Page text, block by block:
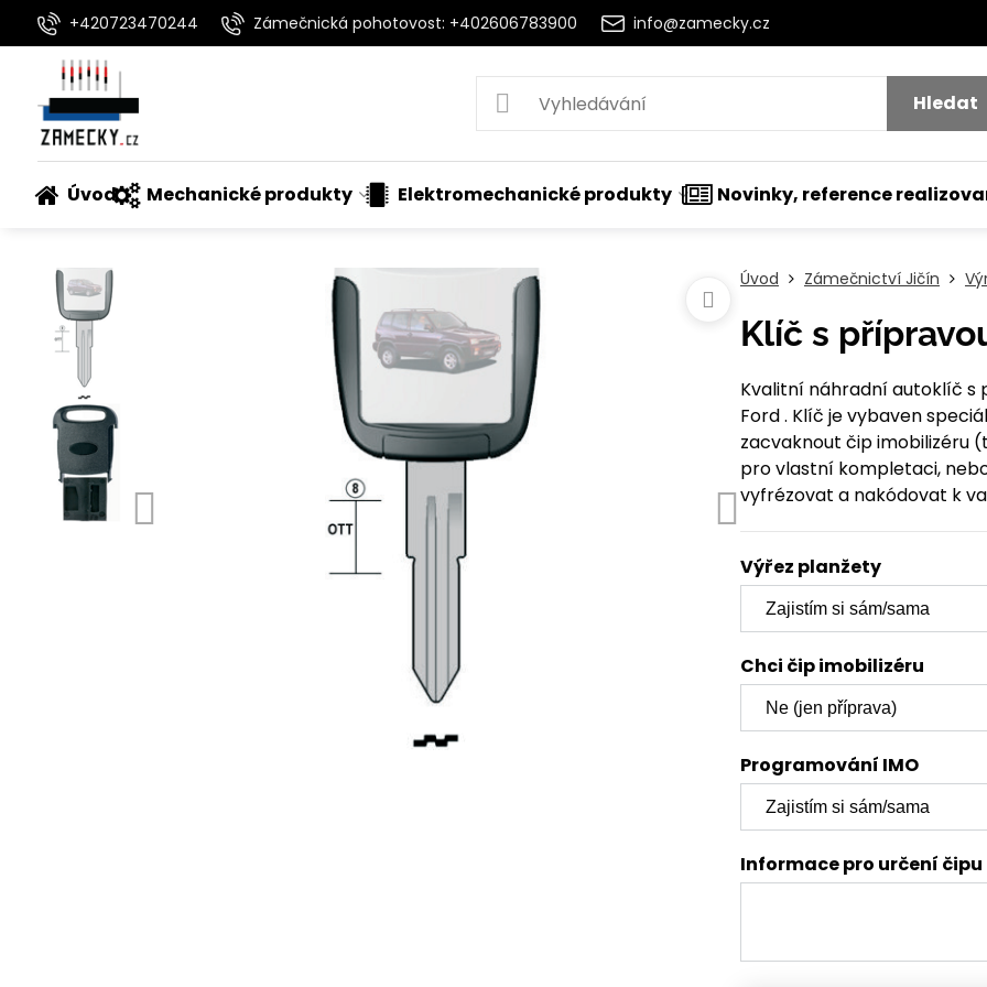
+420723470244 Zámečnická pohotovost: +402606783900 info@zamecky.cz
Hledat
Úvod Mechanické produkty Elektromechanické produkty Novinky, reference
Úvod Zámečnictví Jičín
Klíč s
Kvalitní náhradní autoklíč s
Ford . Klíč je vybaven
zacvaknout čip imobilizéru
pro vlastní kompletaci,
vyfrézovat a nakódovat k
Výřez planžety
Chci čip imobilizéru
Programování IMO
Informace pro určení